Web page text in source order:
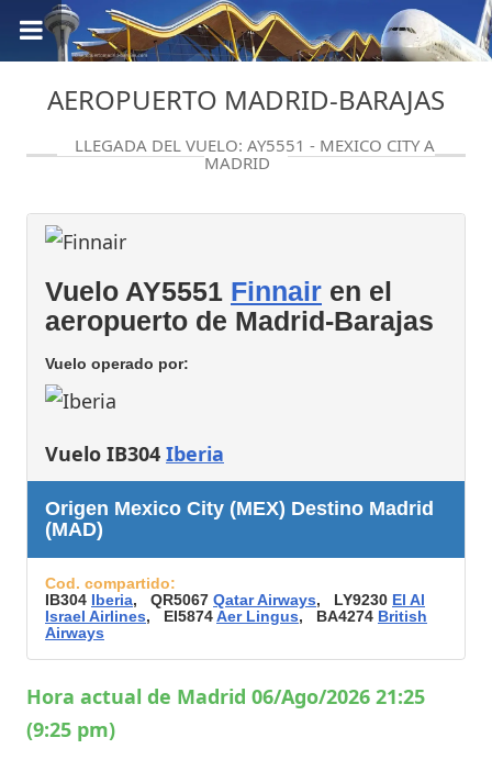
AEROPUERTO MADRID-BARAJAS
LLEGADA DEL VUELO: AY5551 - MEXICO CITY A
MADRID
Vuelo AY5551 Finnair en el
aeropuerto de Madrid-Barajas
Vuelo operado por:
Vuelo IB304 Iberia
Origen Mexico City (MEX) Destino Madrid
(MAD)
Cod. compartido:
IB304 Iberia, QR5067 Qatar Airways, LY9230 El Al
Israel Airlines, EI5874Aer Lingus, BA4274 British
Airways
Hora actual de Madrid 06/Ago/2026 21:25
(9:25 pm)